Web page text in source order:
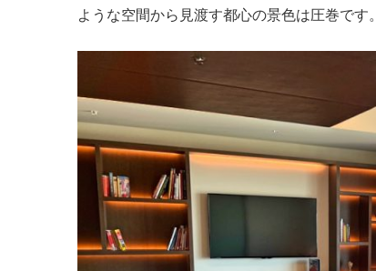
ような空間から見渡す都心の景色は圧巻です。